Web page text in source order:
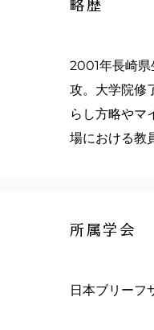
略歴
2001年長崎
攻。大学院修
らし方略やマ
場における教
所属学会
日本ブリーフ